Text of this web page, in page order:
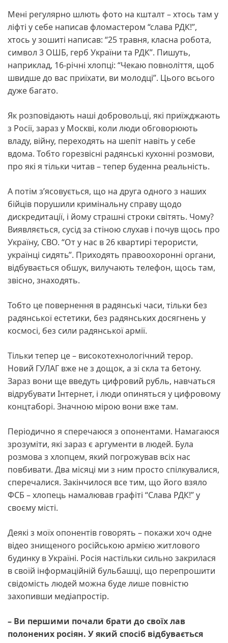
Мені регулярно шлють фото на кшталт – хтось там у
ліфті у себе написав фломастером “слава РДК!”,
хтось у зошиті написав: “25 травня, класна робота,
символ 3 ОШБ, герб України та РДК”. Пишуть,
наприклад, 16-річні хлопці: “Чекаю повноліття, щоб
швидше до вас приїхати, ви молодці”. Цього всього
дуже багато.
Як розповідають наші добровольці, які приїжджають
з Росії, зараз у Москві, коли люди обговорюють
владу, війну, переходять на шепіт навіть у себе
вдома. Тобто горезвісні радянські кухонні розмови,
про які я тільки читав – тепер буденна реальність.
А потім з’ясовується, що на друга одного з наших
бійців порушили кримінальну справу щодо
дискредитації, і йому страшні строки світять. Чому?
Виявляється, сусід за стіною слухав і почув щось про
Україну, СВО. “От у нас в 26 квартирі терористи,
українці сидять”. Приходять правоохоронні органи,
відбувається обшук, вилучають телефон, щось там,
звісно, знаходять.
Тобто це повернення в радянські часи, тільки без
радянської естетики, без радянських досягнень у
космосі, без сили радянської армії.
Тільки тепер це – високотехнологічний терор.
Новий ГУЛАГ вже не з дощок, а зі скла та бетону.
Зараз вони ще введуть цифровий рубль, навчаться
відрубувати Інтернет, і люди опиняться у цифровому
концтаборі. Значною мірою вони вже там.
Періодично я сперечаюся з опонентами. Намагаюся
зрозуміти, які зараз є аргументи в людей. Була
розмова з хлопцем, який погрожував всіх нас
повбивати. Два місяці ми з ним просто спілкувалися,
сперечалися. Закінчилося все тим, що його взяло
ФСБ – хлопець намалював графіті “Слава РДК!” у
своєму місті.
Деякі з моїх опонентів говорять – покажи хоч одне
відео знищеного російською армією житлового
будинку в Україні. Росія настільки сильно закрилася
в своїй інформаційній бульбашці, що перепрошити
свідомість людей можна буде лише повністю
захопивши медіапростір.
– Ви першими почали брати до своїх лав
полонених росіян. У який спосіб відбувається